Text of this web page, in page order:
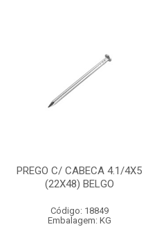
PREGO C/ CABECA 4.1/4X5
(22X48) BELGO
Código: 18849
Embalagem: KG